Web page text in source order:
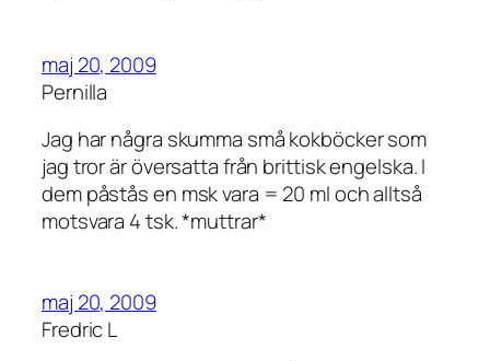
maj 20, 2009
Pernilla
Jag har några skumma små kokböcker som
jag tror är översatta från brittisk engelska. I
dem påstås en msk vara = 20 ml och alltså
motsvara 4 tsk. *muttrar*
maj 20, 2009
Fredric L